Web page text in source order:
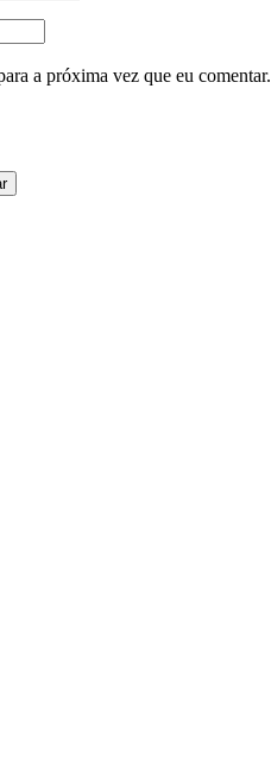
a próxima vez que eu comentar.